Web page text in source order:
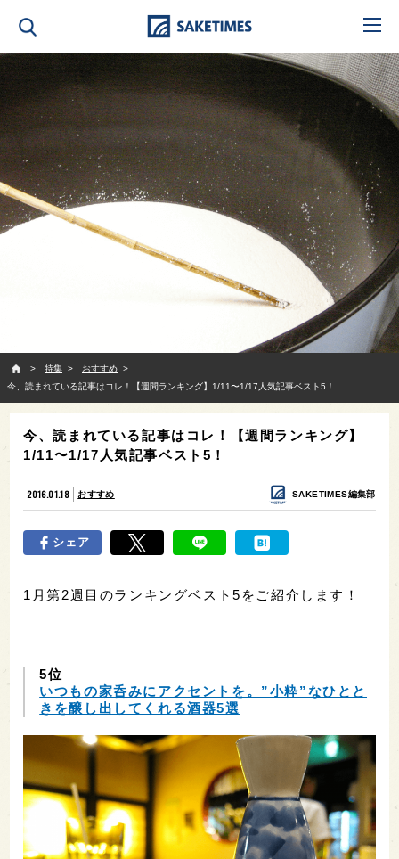
特集
おすすめ
今、読まれている記事はコレ！【週間ランキング】1/11〜1/17人気記事ベスト5！
今、読まれている記事はコレ！【週間ランキング】
1/11〜1/17人気記事ベスト5！
2016.01.18 おすすめ SAKETIMES編集部
シェア
1月第2週目のランキングベスト5をご紹介します！
5位
いつもの家呑みにアクセントを。”小粋”なひとと
きを醸し出してくれる酒器5選